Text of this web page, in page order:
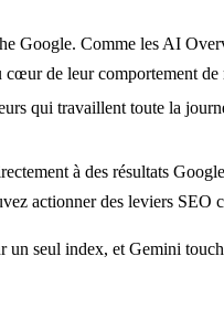
Google. Comme les AI
de leur comportement de
qui travaillent toute la
à des résultats
actionner des leviers SEO
seul index, et Gemini